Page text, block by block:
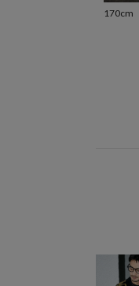
170cm